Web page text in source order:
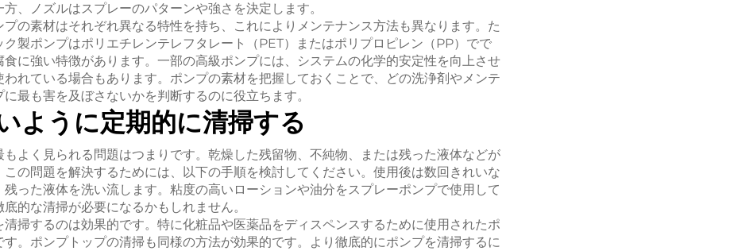
、ノズルはスプレーのパターンや強さを決定します。
の素材はそれぞれ異なる特性を持ち、これによりメンテナンス方法も異なります。た
ク製ポンプはポリエチレンテレフタレート（PET）またはポリプロピレン（PP）でで
食に強い特徴があります。一部の高級ポンプには、システムの化学的安定性を向上させ
われている場合もあります。ポンプの素材を把握しておくことで、どの洗浄剤やメンテ
最も害を及ぼさないかを判断するのに役立ちます。
ように定期的に清掃する
もよく見られる問題はつまりです。乾燥した残留物、不純物、または残った液体などが
この問題を解決するためには、以下の手順を検討してください。使用後は数回きれいな
った液体を洗い流します。粘度の高いローションや油分をスプレーポンプで使用して
的な清掃が必要になるかもしれません。
清掃するのは効果的です。特に化粧品や医薬品をディスペンスするために使用されたポ
す。ポンプトップの清掃も同様の方法が効果的です。より徹底的にポンプを清掃するに